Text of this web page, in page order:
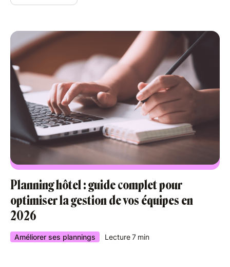
Planning hôtel : guide complet pour
optimiser la gestion de vos équipes en
2026
Améliorer ses plannings Lecture7 min